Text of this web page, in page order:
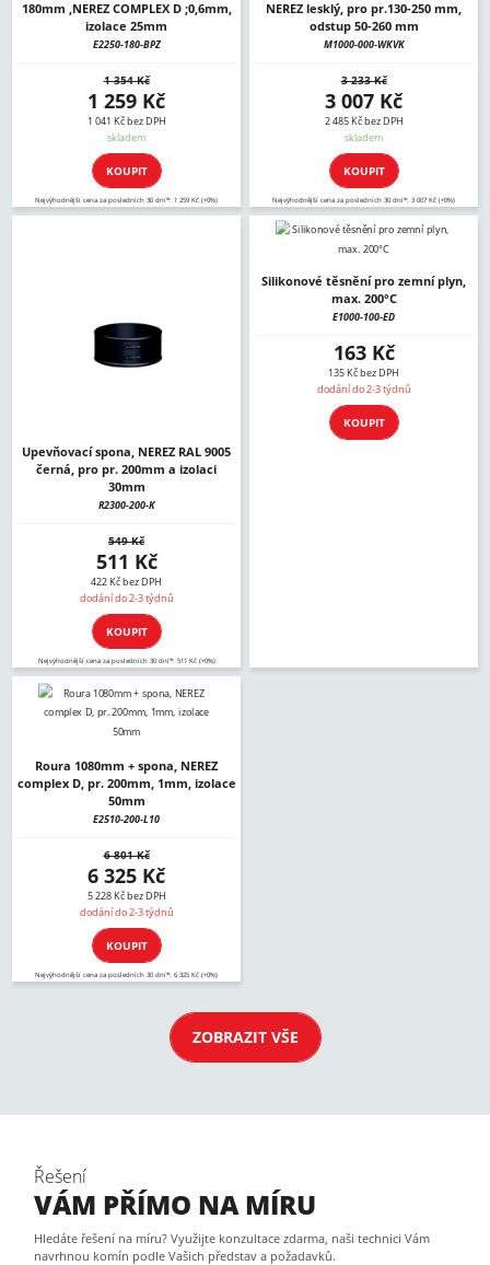
180mm ,NEREZ COMPLEX D ;0,6mm,
izolace 25mm
E2250-180-BPZ
1 354 Kč
1 259 Kč
1 041 Kč bez DPH
skladem
KOUPIT
Nejvýhodnější cena za posledních 30 dní*: 1 259 Kč (+0%)
NEREZ lesklý, pro pr.130-250 mm,
odstup 50-260 mm
M1000-000-WKVK
3 233 Kč
3 007 Kč
2 485 Kč bez DPH
skladem
KOUPIT
Nejvýhodnější cena za posledních 30 dní*: 3 007 Kč (+0%)
Upevňovací spona, NEREZ RAL 9005
černá, pro pr. 200mm a izolaci
30mm
R2300-200-K
549 Kč
511 Kč
422 Kč bez DPH
dodání do 2-3 týdnů
KOUPIT
Nejvýhodnější cena za posledních 30 dní*: 511 Kč (+0%)
Silikonové těsnění pro zemní plyn,
max. 200°C
E1000-100-ED
163 Kč
135 Kč bez DPH
dodání do 2-3 týdnů
KOUPIT
Roura 1080mm + spona, NEREZ
complex D, pr. 200mm, 1mm, izolace
50mm
E2510-200-L10
6 801 Kč
6 325 Kč
5 228 Kč bez DPH
dodání do 2-3 týdnů
KOUPIT
Nejvýhodnější cena za posledních 30 dní*: 6 325 Kč (+0%)
ZOBRAZIT VŠE
Řešení
VÁM PŘÍMO NA MÍRU
Hledáte řešení na míru? Využijte konzultace zdarma, naši technici Vám
navrhnou komín podle Vašich představ a požadavků.